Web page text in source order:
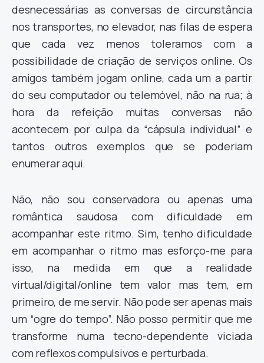
desnecessárias as conversas de circunstância
nos transportes, no elevador, nas filas de espera
que cada vez menos toleramos com a
possibilidade de criação de serviços online. Os
amigos também jogam online, cada um a partir
do seu computador ou telemóvel, não na rua; à
hora da refeição muitas conversas não
acontecem por culpa da “cápsula individual” e
tantos outros exemplos que se poderiam
enumerar aqui.
Não, não sou conservadora ou apenas uma
romântica saudosa com dificuldade em
acompanhar este ritmo. Sim, tenho dificuldade
em acompanhar o ritmo mas esforço-me para
isso, na medida em que a realidade
virtual/digital/online tem valor mas tem, em
primeiro, de me servir. Não pode ser apenas mais
um “ogre do tempo”. Não posso permitir que me
transforme numa tecno-dependente viciada
com reflexos compulsivos e perturbada.